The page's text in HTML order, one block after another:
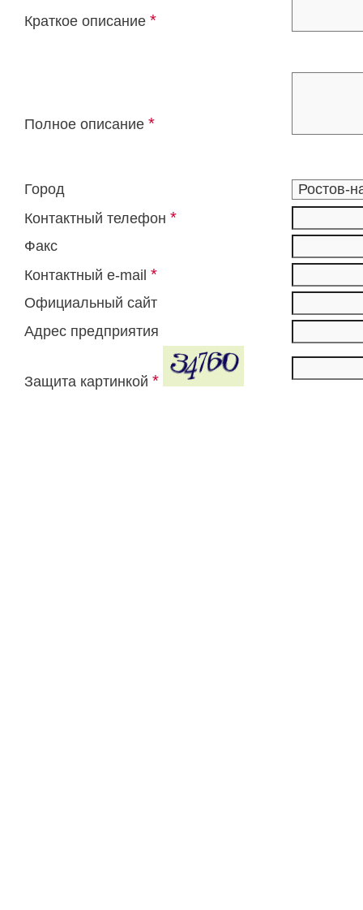
Краткое описание *
Полное описание *
Город
Контактный телефон *
Факс
Контактный e-mail *
Официальный сайт
Адрес предприятия
Защита картинкой *